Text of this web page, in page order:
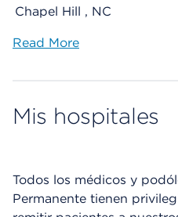
Chapel Hill , NC
Read More
Mis hospitales
Todos los médicos y
Permanente tienen